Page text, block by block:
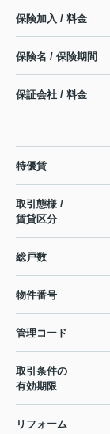
保険加入 / 料金
保険名 / 保険期間
保証会社 / 料金
特優賃
取引態様 /
賃貸区分
総戸数
物件番号
管理コード
取引条件の
有効期限
リフォーム